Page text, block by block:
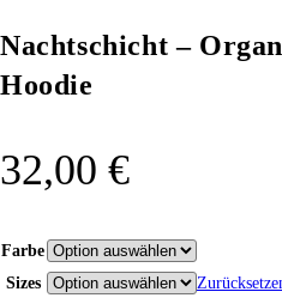
Nachtschicht –
Hoodie
32,00 €
Farbe
Sizes